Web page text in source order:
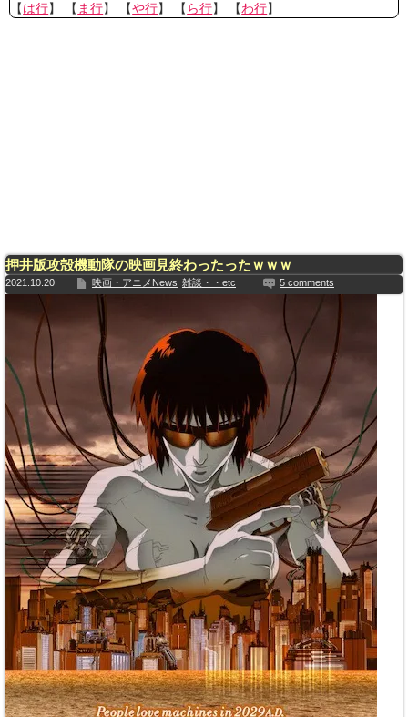
【は行】 【 ま行】 【や行】 【 ら行】 【わ行】
押井版攻殻機動隊の映画見終わったったｗｗｗ
2021.10.20 映画・アニメNews 雑談・・etc 5 comments